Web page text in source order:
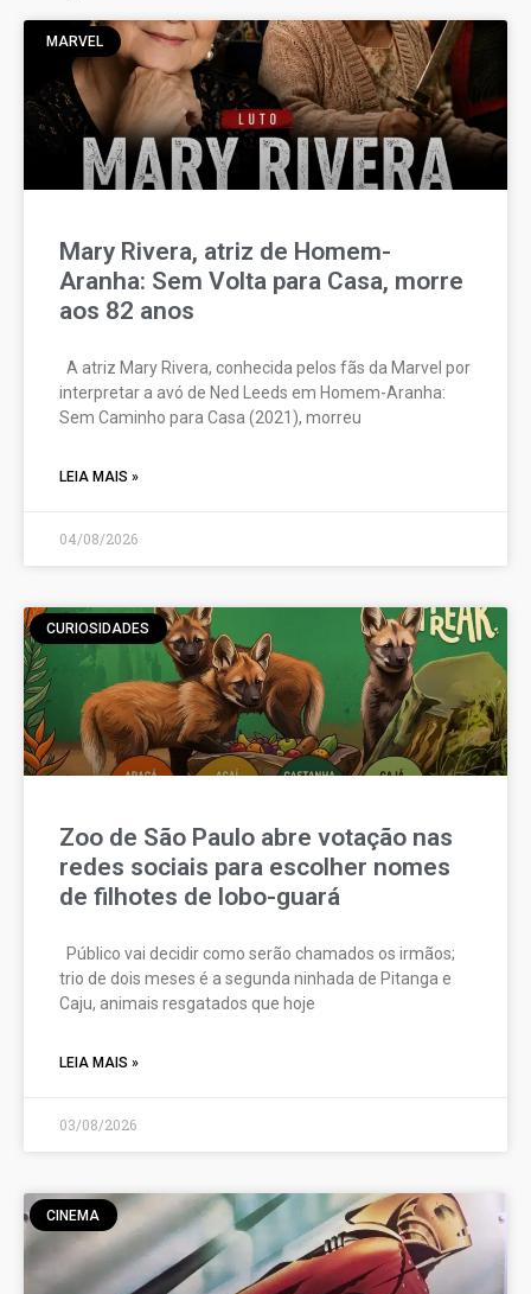
MARVEL
Mary Rivera, atriz de Homem-
Aranha: Sem Volta para Casa, morre
aos 82 anos
A atriz Mary Rivera, conhecida pelos fãs da Marvel por
interpretar a avó de Ned Leeds em Homem-Aranha:
Sem Caminho para Casa (2021), morreu
LEIA MAIS »
04/08/2026
CURIOSIDADES
Zoo de São Paulo abre votação nas
redes sociais para escolher nomes
de filhotes de lobo-guará
Público vai decidir como serão chamados os irmãos;
trio de dois meses é a segunda ninhada de Pitanga e
Caju, animais resgatados que hoje
LEIA MAIS »
03/08/2026
CINEMA